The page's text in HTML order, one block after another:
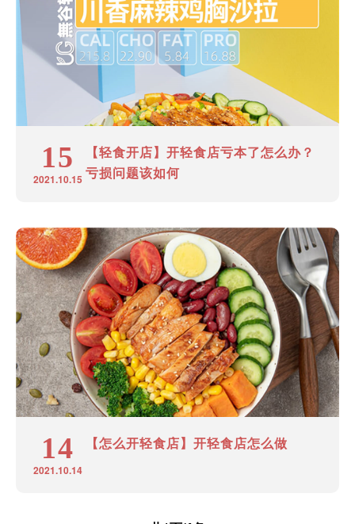
15
2021.10.15
【轻食开店】开轻食店亏本了怎么办？
亏损问题该如何
14
2021.10.14
【怎么开轻食店】开轻食店怎么做